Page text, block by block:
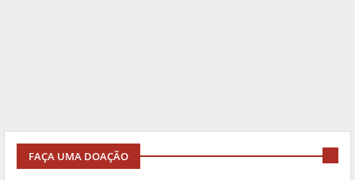
FAÇA UMA DOAÇÃO